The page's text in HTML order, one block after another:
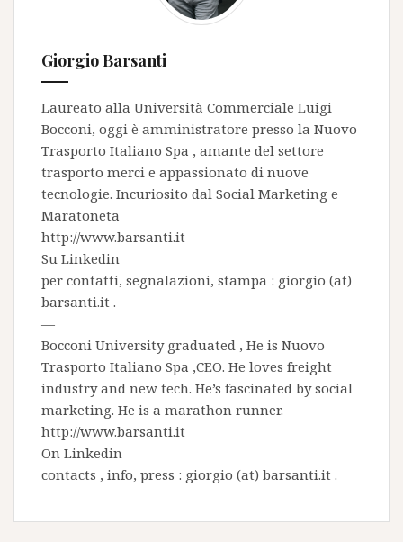
Giorgio Barsanti
Laureato alla Università Commerciale Luigi
Bocconi, oggi è amministratore presso la Nuovo
Trasporto Italiano Spa , amante del settore
trasporto merci e appassionato di nuove
tecnologie. Incuriosito dal Social Marketing e
Maratoneta
http://www.barsanti.it
Su Linkedin
per contatti, segnalazioni, stampa : giorgio (at)
barsanti.it .
—
Bocconi University graduated , He is Nuovo
Trasporto Italiano Spa ,CEO. He loves freight
industry and new tech. He’s fascinated by social
marketing. He is a marathon runner.
http://www.barsanti.it
On Linkedin
contacts , info, press : giorgio (at) barsanti.it .